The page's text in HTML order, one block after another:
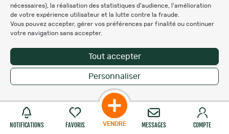
nécessaires), la réalisation des statistiques d'audience, l'amélioration
de votre expérience utilisateur et la lutte contre la fraude.
Vous pouvez accepter, gérer vos préférences par finalité ou continuer
votre navigation sans accepter.
Tout accepter
Personnaliser
NOTIFICATIONS FAVORIS VENDRE MESSAGES COMPTE
Enregistrer la recherche
Charte éthique
Mentions légales
Règlement & Conditions d'utilisation
des données personnelles
Personnalisation des cookies
Copyright © 2007-2026 NaturaBuy. Tous droits réservés. N°CNIL: 1239459.
Les marques commerciales mentionnées appartiennent à leurs propriétaires
respectifs in 0.082 s
Suggestions de recherche
Site NaturaBuy classique